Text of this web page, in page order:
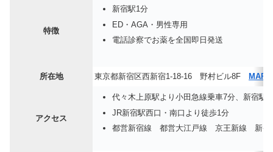
特徴
新宿駅1分
ED・AGA・男性専用
電話診察でお薬を全国即日発送
所在地 東京都新宿区西新宿1-18-16 野村ビル8F MAP
アクセス
代々木上原駅より小田急線乗車7分、新宿駅
JR新宿駅西口・南口より徒歩1分
都営新宿線 都営大江戸線 京王新線 新宿